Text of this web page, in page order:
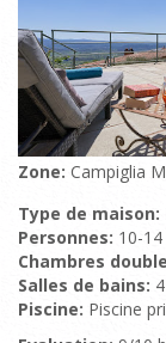
Zone: Campiglia
Type de maison:
Personnes: 10-14
Chambres
Salles de bains: 4
Piscine: Piscine